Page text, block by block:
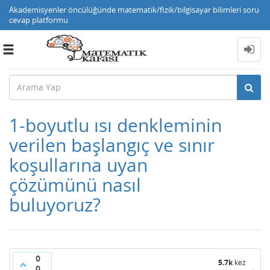
Akademisyenler öncülüğünde matematik/fizik/bilgisayar bilimleri soru
cevap platformu
Toggle
1-boyutlu ısı denkleminin
verilen başlangıç ve sınır
koşullarına uyan
çözümünü nasıl
buluyoruz?
0
5.7kkez